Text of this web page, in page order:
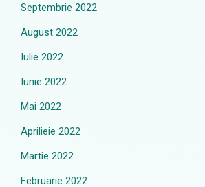
Septembrie 2022
August 2022
Iulie 2022
Iunie 2022
Mai 2022
Aprilieie 2022
Martie 2022
Februarie 2022